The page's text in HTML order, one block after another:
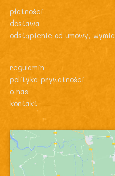
płatności
dostawa
odstąpienie od umowy,
regulamin
polityka prywatności
o nas
kontakt